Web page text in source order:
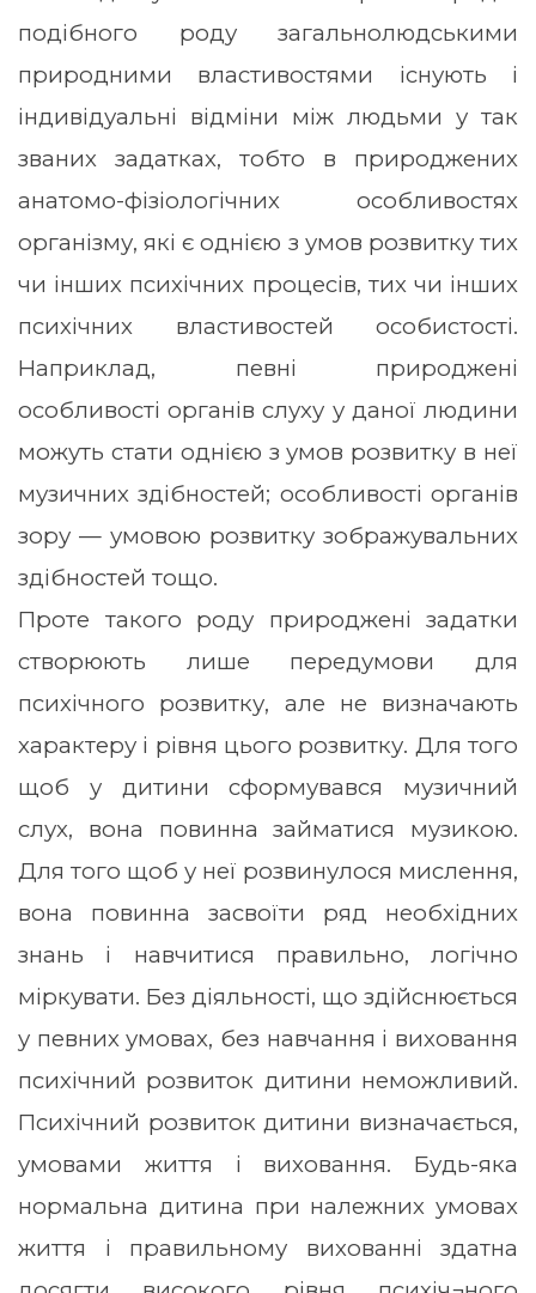
подібного роду загальнолюдськими
природними властивостями існують і
індивідуальні відміни між людьми у так
званих задатках, тобто в природжених
анатомо-фізіологічних особливостях
організму, які є однією з умов розвитку тих
чи інших психічних процесів, тих чи інших
психічних властивостей особистості.
Наприклад, певні природжені
особливості органів слуху у даної людини
можуть стати однією з умов розвитку в неї
музичних здібностей; особливості органів
зору — умовою розвитку зображувальних
здібностей тощо.
Проте такого роду природжені задатки
створюють лише передумови для
психічного розвитку, але не визначають
характеру і рівня цього розвитку. Для того
щоб у дитини сформувався музичний
слух, вона повинна займатися музикою.
Для того щоб у неї розвинулося мислення,
вона повинна засвоїти ряд необхідних
знань і навчитися правильно, логічно
міркувати. Без діяльності, що здійснюється
у певних умовах, без навчання і виховання
психічний розвиток дитини неможливий.
Психічний розвиток дитини визначається,
умовами життя і виховання. Будь-яка
нормальна дитина при належних умовах
життя і правильному вихованні здатна